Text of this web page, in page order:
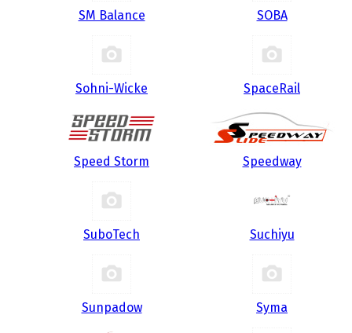
SM Balance SOBA
Sohni-Wicke SpaceRail
Speed Storm Speedway
SuboTech Suchiyu
Sunpadow Syma